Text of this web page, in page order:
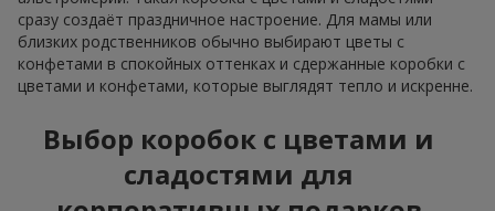
сразу создаёт праздничное настроение. Для мамы или
близких родственников обычно выбирают цветы с
конфетами в спокойных оттенках и сдержанные коробки с
цветами и конфетами, которые выглядят тепло и искренне.
Выбор коробок с цветами и
сладостями для